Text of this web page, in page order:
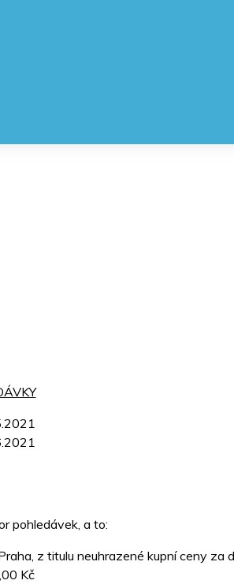
pohledávek, a to:
z titulu neuhrazené kupní ceny za
Kč